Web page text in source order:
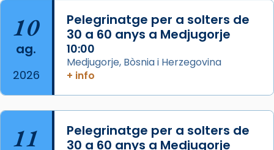
Aquest dilluns, 27 de juliol, ha tingut lloc la
missa d’acció de gràcies en agraïment al
comitè organitzador de la visita apostòlica
del Sant Pare Lleó XIV a Barcelona, i als
col·laboradors, a la Catedral de Barcelona.
L’arquebisbe de Barcelona, el cardenal Joan
Josep Omella, ha presidit la missa i l’ha
concelebrat el bisbe auxiliar de Barcelona,
Mons. David Abadías.
10
ag.
2026
Pelegrinatge per a solters de
30 a 60 anys a Medjugorje
10:00
Medjugorje, Bòsnia i Herzegovina
+ info
11
Pelegrinatge per a solters de
30 a 60 anys a Medjugorje